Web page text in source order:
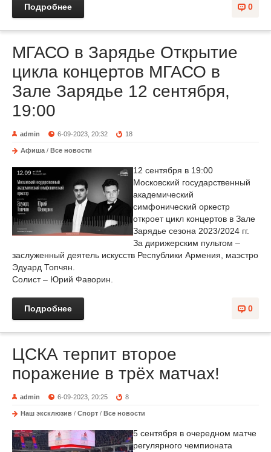
0
Подробнее
МГАСО в Зарядье Открытие
цикла концертов МГАСО в
Зале Зарядье 12 сентября,
19:00
admin 6-09-2023, 20:32 18
Афиша / Все новости
12 сентября в 19:00
Московский государственный
академический
симфонический оркестр
откроет цикл концертов в Зале
Зарядье сезона 2023/2024 гг.
За дирижерским пультом –
заслуженный деятель искусств Республики Армения, маэстро
Эдуард Топчян.
Солист – Юрий Фаворин.
0
Подробнее
ЦСКА терпит второе
поражение в трёх матчах!
admin 6-09-2023, 20:25 8
Наш эксклюзив / Спорт / Все новости
5 сентября в очередном матче
регулярного чемпионата